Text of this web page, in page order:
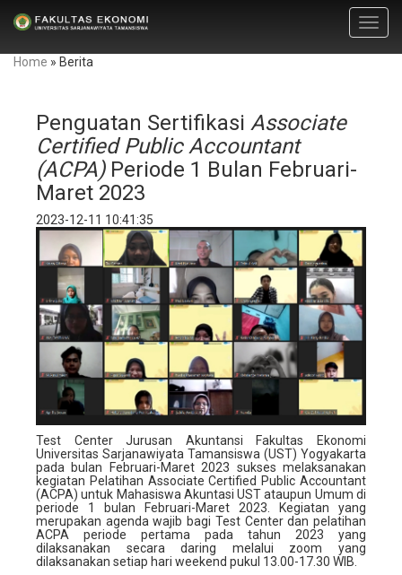
Home » Berita
Penguatan Sertifikasi Associate
Certified Public Accountant
(ACPA)Periode 1 Bulan Februari-
Maret 2023
2023-12-11 10:41:35
Test Center Jurusan Akuntansi Fakultas Ekonomi
Universitas Sarjanawiyata Tamansiswa (UST) Yogyakarta
pada bulan Februari-Maret 2023 sukses melaksanakan
kegiatan Pelatihan Associate Certified Public Accountant
(ACPA) untuk Mahasiswa Akuntasi UST ataupun Umum di
periode 1 bulan Februari-Maret 2023. Kegiatan yang
merupakan agenda wajib bagi Test Center dan pelatihan
ACPA periode pertama pada tahun 2023 yang
dilaksanakan secara daring melalui zoom yang
dilaksanakan setiap hari weekend pukul 13.00-17.30 WIB.